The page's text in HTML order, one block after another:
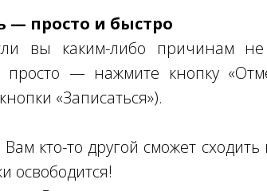
— просто и быстро
вы каким-либо причинам
просто — нажмите кнопку
«Записаться»).
кто-то другой сможет сходить
освободится!